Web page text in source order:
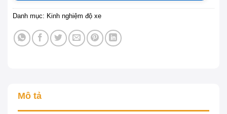
Danh mục: Kinh nghiệm độ xe
Mô tả